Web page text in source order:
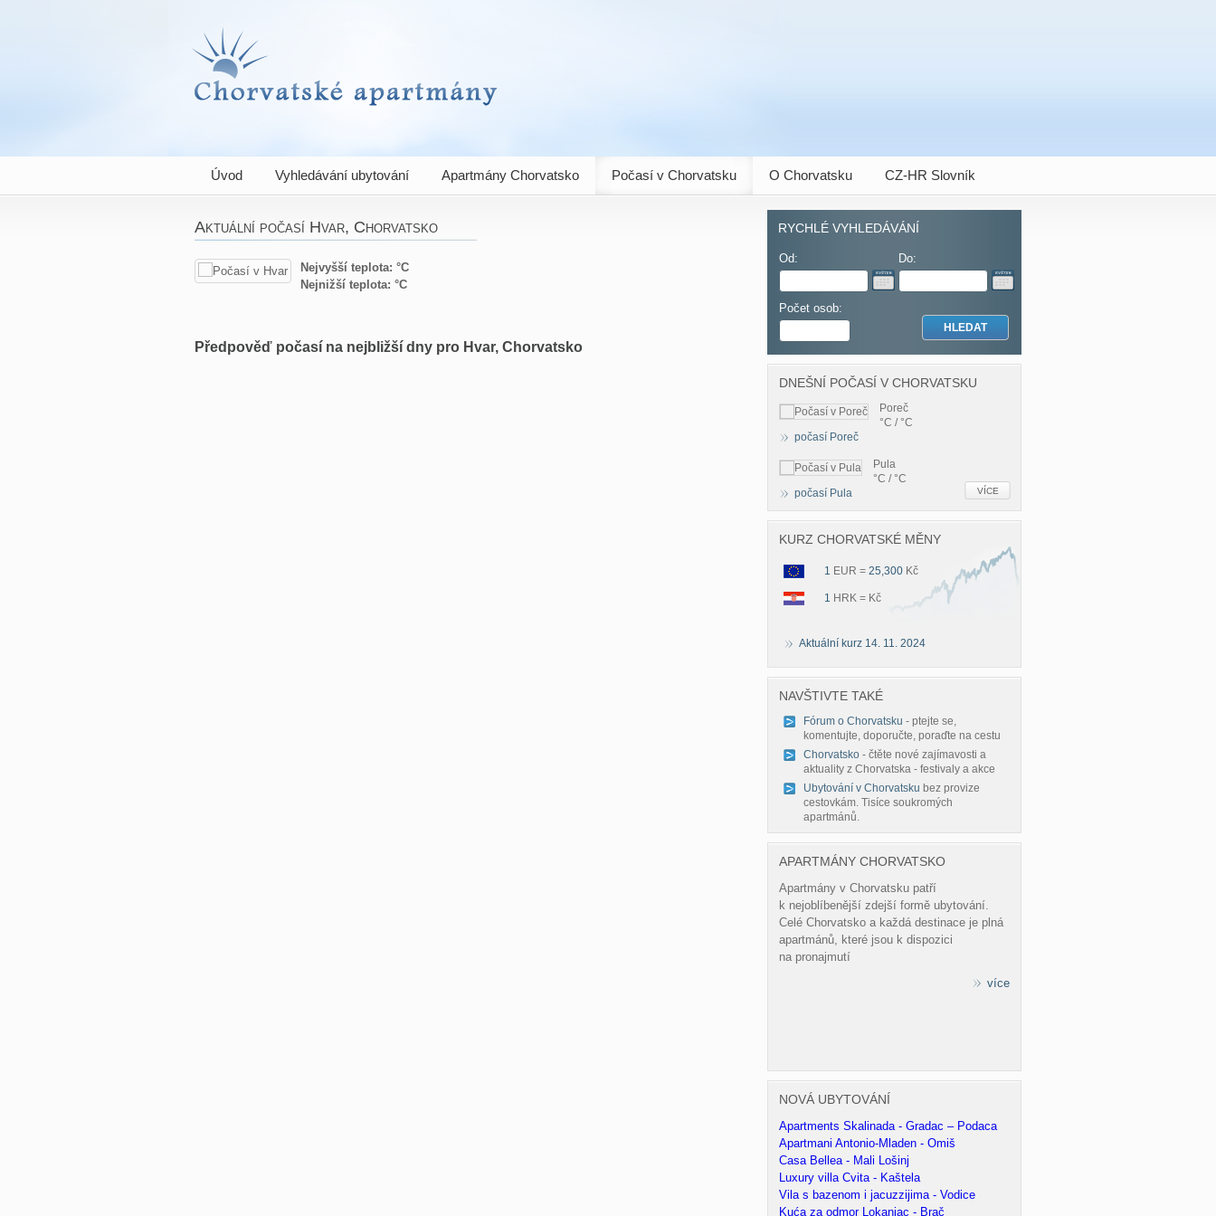
Chorvatské apartmány
Úvod Vyhledávání ubytování Apartmány Chorvatsko Počasí v Chorvatsku O Chorvatsku CZ-HR Slovník
Aktuální počasí Hvar, Chorvatsko
Nejvyšší teplota: °C
Nejnižší teplota: °C
Předpověď počasí na nejbližší dny pro Hvar, Chorvatsko
RYCHLÉ VYHLEDÁVÁNÍ
Od: Do:
Počet osob:
DNEŠNÍ POČASÍ V CHORVATSKU
VÍCE
Poreč
°C / °C
počasí Poreč
Pula
°C / °C
počasí Pula
KURZ CHORVATSKÉ MĚNY
1 EUR = 25,300 Kč
1 HRK = Kč
Aktuální kurz 14. 11. 2024
NAVŠTIVTE TAKÉ
Fórum o Chorvatsku - ptejte se,
komentujte, doporučte, poraďte na cestu
Chorvatsko - čtěte nové zajímavosti a
aktuality z Chorvatska - festivaly a akce
Ubytování v Chorvatsku bez provize
cestovkám. Tisíce soukromých
apartmánů.
APARTMÁNY CHORVATSKO
Apartmány v Chorvatsku patří
k nejoblíbenější zdejší formě ubytování.
Celé Chorvatsko a každá destinace je plná
apartmánů, které jsou k dispozici
na pronajmutí
více
NOVÁ UBYTOVÁNÍ
Apartments Skalinada - Gradac – Podaca
Apartmani Antonio-Mladen - Omiš
Casa Bellea - Mali Lošinj
Luxury villa Cvita - Kaštela
Vila s bazenom i jacuzzijima - Vodice
Kuća za odmor Lokanjac - Brač